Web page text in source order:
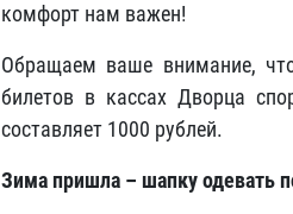
комфорт нам важен!
Обращаем ваше внимание,
билетов в кассах Дворца
составляет 1000 рублей.
Зима пришла – шапку одевать